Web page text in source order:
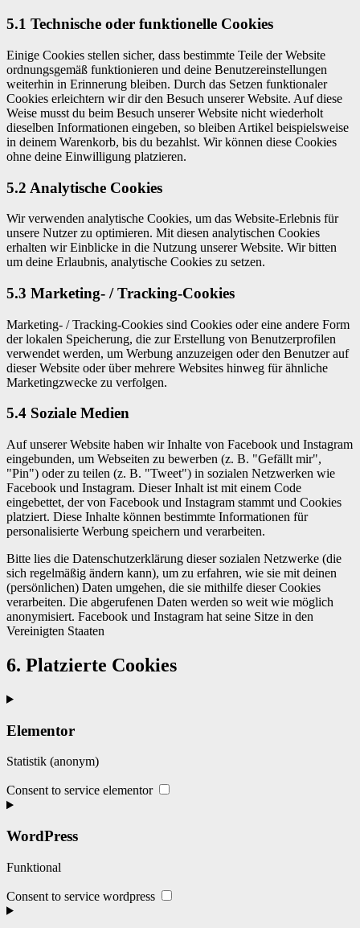
5.1 Technische oder funktionelle Cookies
Einige Cookies stellen sicher, dass bestimmte Teile der Website
ordnungsgemäß funktionieren und deine Benutzereinstellungen
weiterhin in Erinnerung bleiben. Durch das Setzen funktionaler
Cookies erleichtern wir dir den Besuch unserer Website. Auf diese
Weise musst du beim Besuch unserer Website nicht wiederholt
dieselben Informationen eingeben, so bleiben Artikel beispielsweise
in deinem Warenkorb, bis du bezahlst. Wir können diese Cookies
ohne deine Einwilligung platzieren.
5.2 Analytische Cookies
Wir verwenden analytische Cookies, um das Website-Erlebnis für
unsere Nutzer zu optimieren. Mit diesen analytischen Cookies
erhalten wir Einblicke in die Nutzung unserer Website. Wir bitten
um deine Erlaubnis, analytische Cookies zu setzen.
5.3 Marketing- / Tracking-Cookies
Marketing- / Tracking-Cookies sind Cookies oder eine andere Form
der lokalen Speicherung, die zur Erstellung von Benutzerprofilen
verwendet werden, um Werbung anzuzeigen oder den Benutzer auf
dieser Website oder über mehrere Websites hinweg für ähnliche
Marketingzwecke zu verfolgen.
5.4 Soziale Medien
Auf unserer Website haben wir Inhalte von Facebook und Instagram
eingebunden, um Webseiten zu bewerben (z. B. "Gefällt mir",
"Pin") oder zu teilen (z. B. "Tweet") in sozialen Netzwerken wie
Facebook und Instagram. Dieser Inhalt ist mit einem Code
eingebettet, der von Facebook und Instagram stammt und Cookies
platziert. Diese Inhalte können bestimmte Informationen für
personalisierte Werbung speichern und verarbeiten.
Bitte lies die Datenschutzerklärung dieser sozialen Netzwerke (die
sich regelmäßig ändern kann), um zu erfahren, wie sie mit deinen
(persönlichen) Daten umgehen, die sie mithilfe dieser Cookies
verarbeiten. Die abgerufenen Daten werden so weit wie möglich
anonymisiert. Facebook und Instagram hat seine Sitze in den
Vereinigten Staaten
6. Platzierte Cookies
Elementor
Statistik (anonym)
Consent to service elementor
WordPress
Funktional
Consent to service wordpress